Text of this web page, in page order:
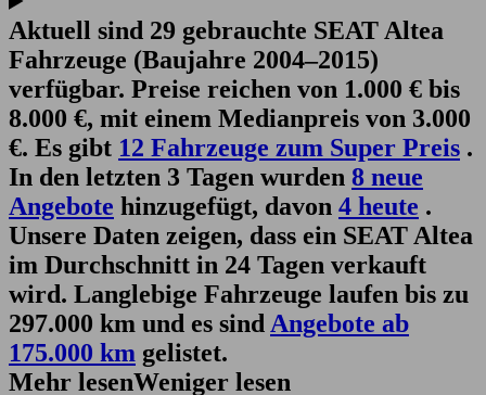
Aktuell sind 29 gebrauchte SEAT Altea
Fahrzeuge (Baujahre 2004–2015)
verfügbar. Preise reichen von 1.000 € bis
8.000 €, mit einem Medianpreis von 3.000
€. Es gibt 12 Fahrzeuge zum Super Preis .
In den letzten 3 Tagen wurden 8 neue
Angebote hinzugefügt, davon 4 heute .
Unsere Daten zeigen, dass ein SEAT Altea
im Durchschnitt in 24 Tagen verkauft
wird. Langlebige Fahrzeuge laufen bis zu
297.000 km und es sind Angebote ab
175.000 km gelistet.
Mehr lesenWeniger lesen